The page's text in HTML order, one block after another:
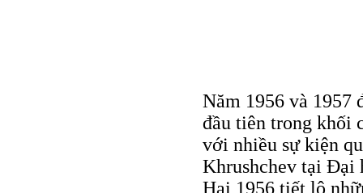
Năm 1956 và 1957
đầu tiên trong khối
với nhiều sự kiện
Khrushchev tại Đại
Hai 1956 tiết lộ